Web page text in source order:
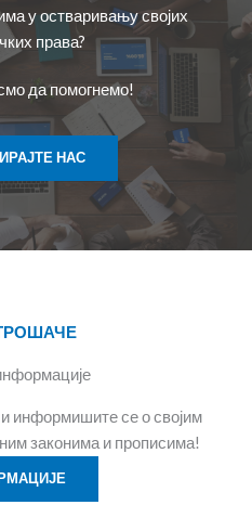
у остваривању својих
права?
да помогнемо!
НАС
и информишите се о својим
законима и прописима!